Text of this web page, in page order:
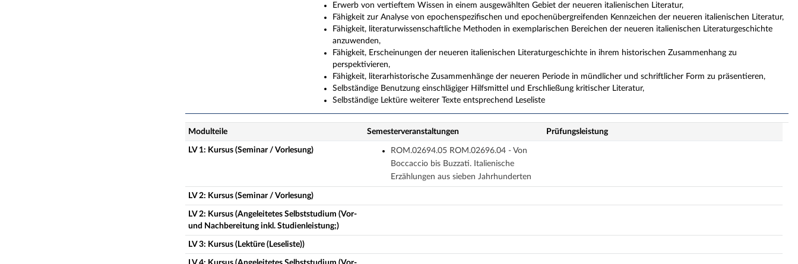
Erwerb von vertieftem Wissen in einem ausgewählten Gebiet der neueren italienischen Literatur,
Fähigkeit zur Analyse von epochenspezifischen und epochenübergreifenden Kennzeichen der neueren italienischen Literatur,
Fähigkeit, literaturwissenschaftliche Methoden in exemplarischen Bereichen der neueren italienischen Literaturgeschichte
anzuwenden,
Fähigkeit, Erscheinungen der neueren italienischen Literaturgeschichte in ihrem historischen Zusammenhang zu
perspektivieren,
Fähigkeit, literarhistorische Zusammenhänge der neueren Periode in mündlicher und schriftlicher Form zu präsentieren,
Selbständige Benutzung einschlägiger Hilfsmittel und Erschließung kritischer Literatur,
Selbständige Lektüre weiterer Texte entsprechend Leseliste
Modulteile Semesterveranstaltungen Prüfungsleistung
LV 1: Kursus (Seminar / Vorlesung)
ROM.02694.05 ROM.02696.04 - Von
Boccaccio bis Buzzati. Italienische
Erzählungen aus sieben Jahrhunderten
LV 2: Kursus (Seminar / Vorlesung)
LV 2: Kursus (Angeleitetes Selbststudium (Vor-
und Nachbereitung inkl. Studienleistung;)
LV 3: Kursus (Lektüre (Leseliste))